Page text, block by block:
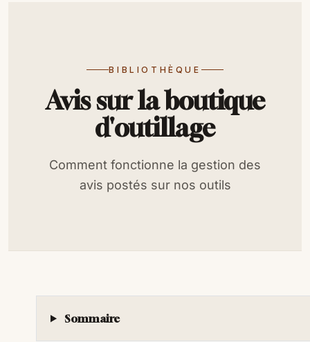
BIBLIOTHÈQUE
Avis sur la boutique
d'outillage
Comment fonctionne la gestion des
avis postés sur nos outils
Sommaire